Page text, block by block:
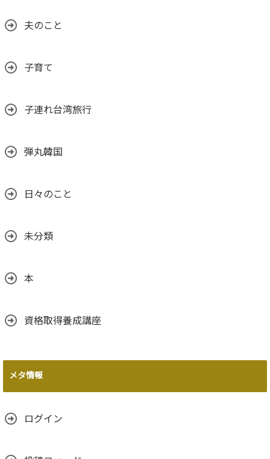
夫のこと
子育て
子連れ台湾旅行
弾丸韓国
日々のこと
未分類
本
資格取得養成講座
メタ情報
ログイン